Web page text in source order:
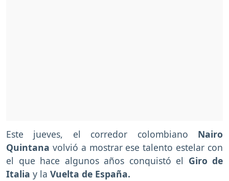
Este jueves, el corredor colombiano Nairo
Quintana volvió a mostrar ese talento estelar con
el que hace algunos años conquistó el Giro de
Italia y la Vuelta de España.